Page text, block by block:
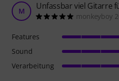
M Unfassbar viel Gitarre
monkeyboy
Features
Sound
Verarbeitung